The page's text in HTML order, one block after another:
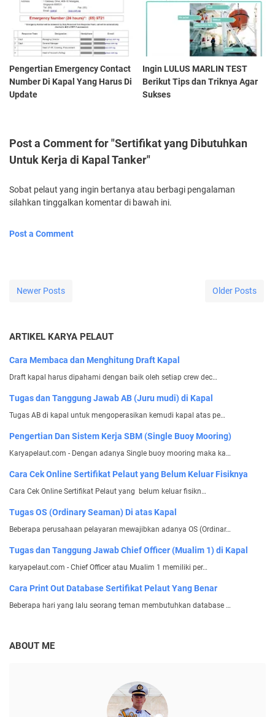
Pengertian Emergency Contact
Number Di Kapal Yang Harus Di
Update
Ingin LULUS MARLIN TEST
Berikut Tips dan Triknya Agar
Sukses
Post a Comment for "Sertifikat yang Dibutuhkan
Untuk Kerja di Kapal Tanker"
Sobat pelaut yang ingin bertanya atau berbagi pengalaman
silahkan tinggalkan komentar di bawah ini.
Post a Comment
Newer Posts Older Posts
ARTIKEL KARYA PELAUT
Cara Membaca dan Menghitung Draft Kapal
Draft kapal harus dipahami dengan baik oleh setiap crew dec…
Tugas dan Tanggung Jawab AB (Juru mudi) di Kapal
Tugas AB di kapal untuk mengoperasikan kemudi kapal atas pe…
Pengertian Dan Sistem Kerja SBM (Single Buoy Mooring)
Karyapelaut.com - Dengan adanya Single buoy mooring maka ka…
Cara Cek Online Sertifikat Pelaut yang Belum Keluar Fisiknya
Cara Cek Online Sertifikat Pelaut yang belum keluar fisikn…
Tugas OS (Ordinary Seaman) Di atas Kapal
Beberapa perusahaan pelayaran mewajibkan adanya OS (Ordinar…
Tugas dan Tanggung Jawab Chief Officer (Mualim 1) di Kapal
karyapelaut.com - Chief Officer atau Mualim 1 memiliki per…
Cara Print Out Database Sertifikat Pelaut Yang Benar
Beberapa hari yang lalu seorang teman membutuhkan database …
ABOUT ME